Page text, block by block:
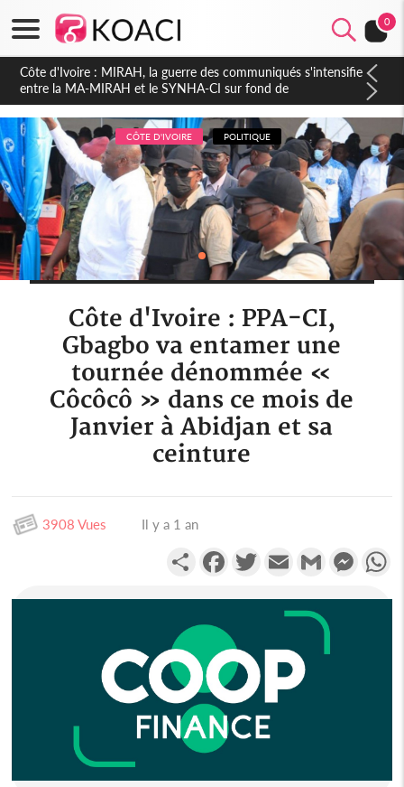
0
Côte d'Ivoire : Indépendance 2026, Thiam plaide pour un
environnement démocratique plus apaisé
CÔTE D'IVOIRE POLITIQUE
Côte d'Ivoire : PPA-CI,
Gbagbo va entamer une
tournée dénommée «
Côcôcô » dans ce mois de
Janvier à Abidjan et sa
ceinture
3908 Vues Il y a 1 an
PartagerFacebookTwitterEmail Gmail